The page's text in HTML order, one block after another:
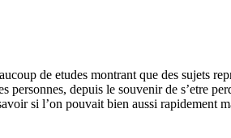
de etudes montrant que des sujets
personnes, depuis le souvenir de s’etre
si l’on pouvait bien aussi rapidement